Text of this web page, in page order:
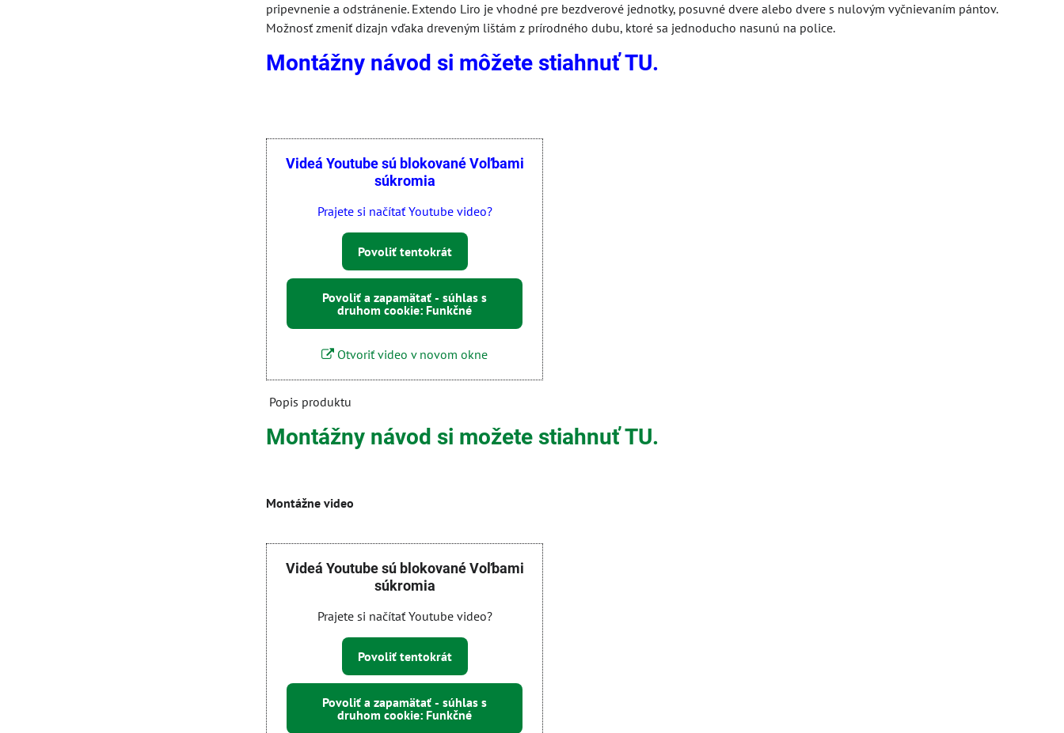
pripevnenie a odstránenie. Extendo Liro je vhodné pre bezdverové jednotky, posuvné dvere alebo dvere s nulovým vyčnievaním pántov.
Možnosť zmeniť dizajn vďaka dreveným lištám z prírodného dubu, ktoré sa jednoducho nasunú na police.
Montážny návod si môžete stiahnuť TU.
Videá Youtube sú blokované Voľbami
súkromia
Prajete si načítať Youtube video?
Povoliť tentokrát
Povoliť a zapamätať - súhlas s
druhom cookie: Funkčné
Otvoriť video v novom okne
Popis produktu
Montážny návod si možete stiahnuť TU.
Montážne video
Videá Youtube sú blokované Voľbami
súkromia
Prajete si načítať Youtube video?
Povoliť tentokrát
Povoliť a zapamätať - súhlas s
druhom cookie: Funkčné